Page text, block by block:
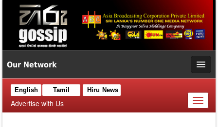
Our Network
English Tamil Hiru News
Advertise with Us
Toggle